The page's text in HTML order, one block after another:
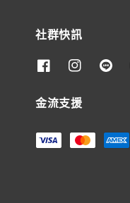
社群快訊
金流支援